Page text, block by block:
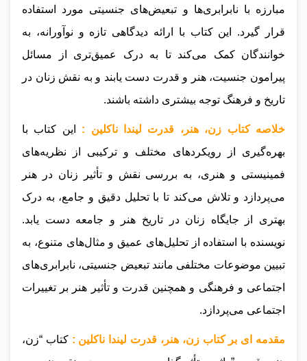
مبارزه با نابرابری‌ها و تبعیض‌های جنسیتی مورد استفاده
قرار گیرد. این کتاب با ارائه دیدگاهی تازه و نوآورانه، به
خوانندگان کمک می‌کند تا به درک عمیق‌تری از مسائل
پیرامون جنسیت، هنر و قدرت دست یابند و به نقش زنان در
تاریخ و فرهنگ توجه بیشتری داشته باشند.
خلاصه کتاب زن، هنر، قدرت لیندا ناکلین : این کتاب با
بهره‌گیری از رویکردهای مختلف و ترکیبی از نظریه‌های
فمینیستی و هنری، به بررسی نقش و تأثیر زنان در هنر
می‌پردازد و تلاش می‌کند تا با تحلیل دقیق و جامع، به درک
بهتری از جایگاه زنان در تاریخ هنر و جامعه دست یابد.
نویسنده با استفاده از تحلیل‌های عمیق و مثال‌های متنوع، به
تبیین موضوعات مختلفی مانند تبعیض جنسیتی، نابرابری‌های
اجتماعی و فرهنگی و همچنین قدرت و تأثیر هنر بر تغییرات
اجتماعی می‌پردازد.
مقدمه ای بر کتاب زن، هنر، قدرت لیندا ناکلین : کتاب “زن،